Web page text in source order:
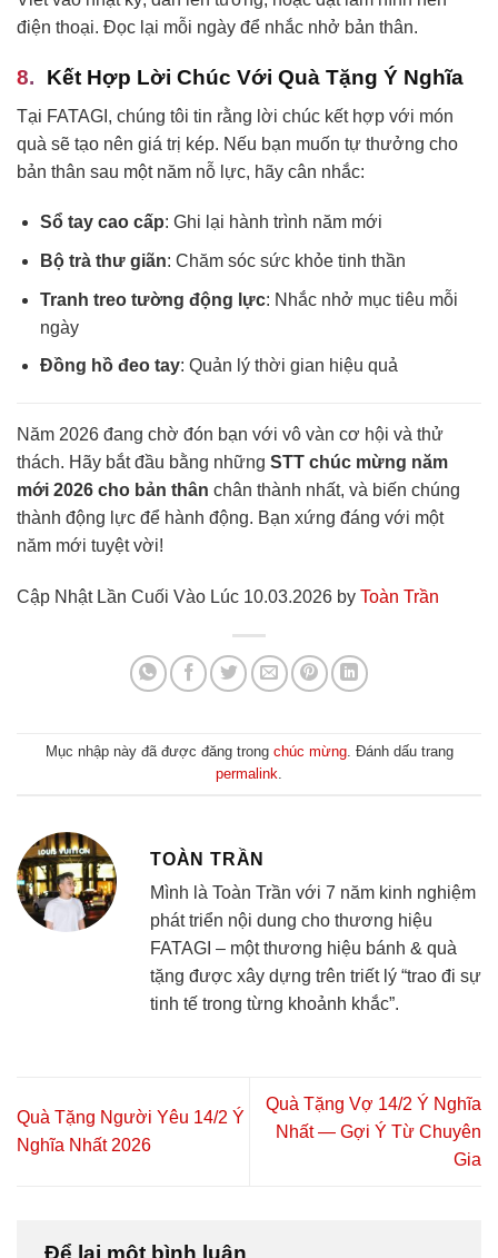
điện thoại. Đọc lại mỗi ngày để nhắc nhở bản thân.
Kết Hợp Lời Chúc Với Quà Tặng Ý Nghĩa
Tại FATAGI, chúng tôi tin rằng lời chúc kết hợp với món
quà sẽ tạo nên giá trị kép. Nếu bạn muốn tự thưởng cho
bản thân sau một năm nỗ lực, hãy cân nhắc:
Sổ tay cao cấp: Ghi lại hành trình năm mới
Bộ trà thư giãn: Chăm sóc sức khỏe tinh thần
Tranh treo tường động lực: Nhắc nhở mục tiêu mỗi
ngày
Đồng hồ đeo tay: Quản lý thời gian hiệu quả
Năm 2026 đang chờ đón bạn với vô vàn cơ hội và thử
thách. Hãy bắt đầu bằng những STT chúc mừng năm
mới 2026 cho bản thân chân thành nhất, và biến chúng
thành động lực để hành động. Bạn xứng đáng với một
năm mới tuyệt vời!
Cập Nhật Lần Cuối Vào Lúc 10.03.2026 by Toàn Trần
Mục nhập này đã được đăng trong chúc mừng. Đánh dấu trang
permalink.
TOÀN TRẦN
Mình là Toàn Trần với 7 năm kinh nghiệm
phát triển nội dung cho thương hiệu
FATAGI – một thương hiệu bánh & quà
tặng được xây dựng trên triết lý “trao đi sự
tinh tế trong từng khoảnh khắc”.
Quà Tặng Người Yêu 14/2 Ý
Nghĩa Nhất 2026
Quà Tặng Vợ 14/2 Ý Nghĩa
Nhất — Gợi Ý Từ Chuyên
Gia
Để lại một bình luận